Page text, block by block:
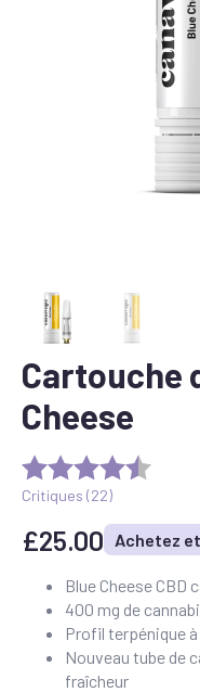
Cartouche
Cheese
Critiques (22)
£25.00 Achetez
Blue Cheese
400 mg de
Profil terpénique
Nouveau tube de
fraîcheur